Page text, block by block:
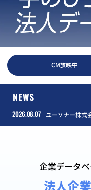
CM放映中
NEWS
2026.08.07 ユーソナー株式
企業データ
法人企